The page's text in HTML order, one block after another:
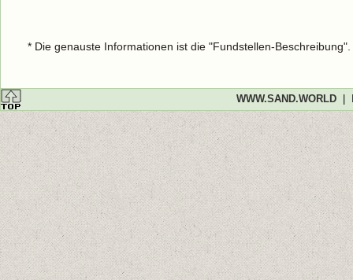
* Die genauste Informationen ist die "Fundstellen-
WWW.SAND.WORLD|